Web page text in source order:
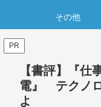
その他
PR
【書評】『仕
電』 テクノ
よ